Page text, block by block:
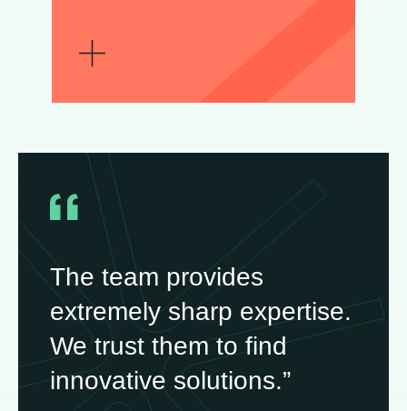
PLUS
The team provides
extremely sharp expertise.
We trust them to find
innovative solutions.”